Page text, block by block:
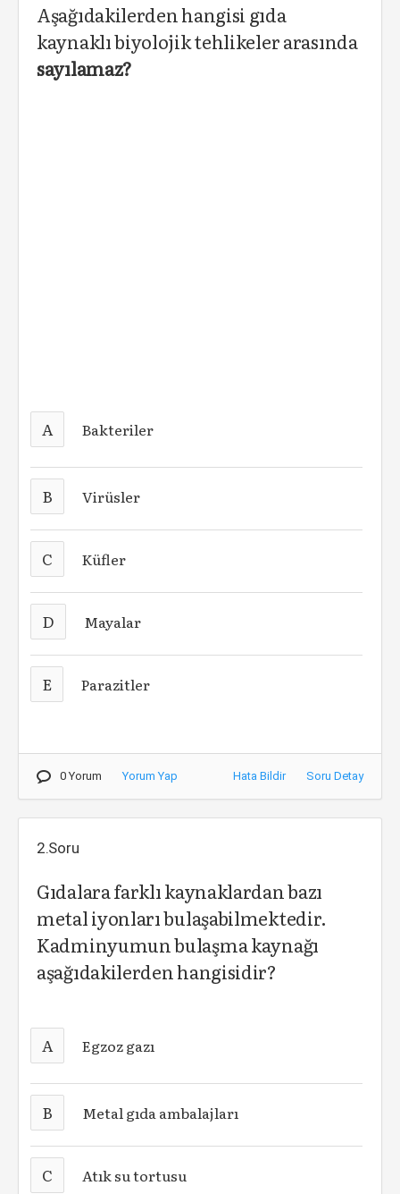
Aşağıdakilerden hangisi gıda
kaynaklı biyolojik tehlikeler arasında
sayılamaz?
A Bakteriler
B Virüsler
C Küfler
D Mayalar
E Parazitler
0 Yorum Yorum Yap Hata Bildir Soru Detay
2.Soru
Gıdalara farklı kaynaklardan bazı
metal iyonları bulaşabilmektedir.
Kadminyumun bulaşma kaynağı
aşağıdakilerden hangisidir?
A Egzoz gazı
B Metal gıda ambalajları
C Atık su tortusu